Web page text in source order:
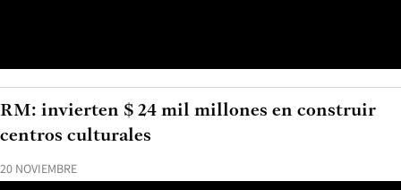
20 NOVIEMBRE
RM: invierten $ 24 mil millones en construir
centros culturales